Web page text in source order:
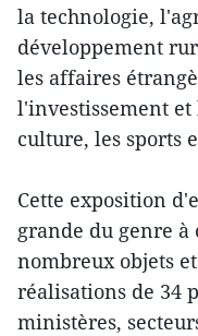
la technologie,
développement
les affaires
l'investissement
culture, les sports
Cette exposition
grande du genre à
nombreux objets
réalisations de 34
ministères,